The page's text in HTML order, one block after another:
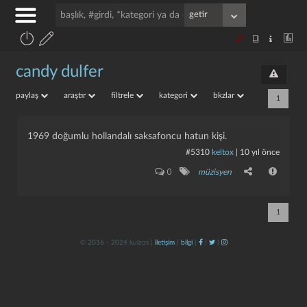
candy dulfer
paylaş araştır filtrele kategori bkzlar 1
1969 doğumlu hollandalı saksafoncu hatun kişi.
#5310 keltox 10 yıl önce
0 müzisyen
1
© 2016 - 2024 kulzos | iletişim| bilgi| | |